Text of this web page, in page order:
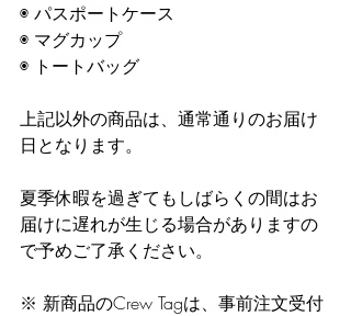
◉ パスポートケース
◉ マグカップ
◉ トートバッグ
上記以外の商品は、通常通りのお届け
日となります。
夏季休暇を過ぎてもしばらくの間はお
届けに遅れが生じる場合がありますの
で予めご了承ください。
※ 新商品のCrew Tagは、事前注文受付